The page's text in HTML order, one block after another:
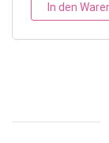
In den